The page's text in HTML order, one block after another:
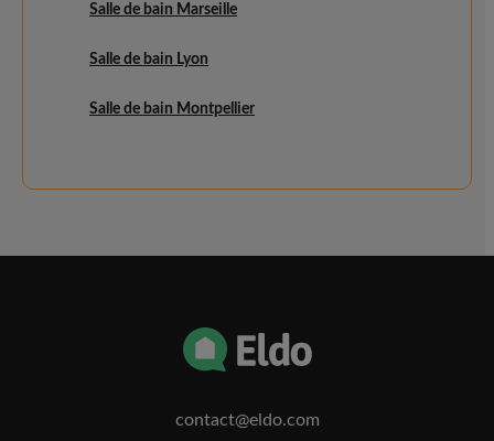
Salle de bain Marseille
Salle de bain Lyon
Salle de bain Montpellier
contact@eldo.com